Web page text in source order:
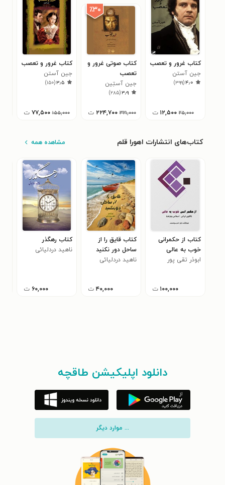
کتاب غرور و تعصب
جین آستن
۴٫۰(۳۹۹)
۲۵,۰۰۰ ۱۲,۵۰۰ ت
٪۳۰
کتاب صوتی غرور و
تعصب
جین آستِین
۳٫۹(۲۸۵)
۳۲۱,۰۰۰ ۲۲۴,۷۰۰ ت
کتاب غرور و تعصب
جین آستن
۳٫۵(۱۵۰)
۱۵۵,۰۰۰ ۷۷,۵۰۰ ت
کتاب‌های انتشارات اهورا قلم مشاهده همه
کتاب از حکمرانی
خوب به عالی
ابوذر تقی پور
۱۰۰,۰۰۰ ت
کتاب قایق را از
ساحل دور نکنید
ناهید دردلیائی
۴۰,۰۰۰ ت
کتاب رهگذر
ناهید دردلیائی
۶۰,۰۰۰ ت
دانلود اپلیکیشن طاقچه
... موارد دیگر